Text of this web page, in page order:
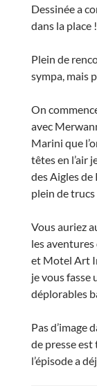
Dessinée a
dans la place !
Plein de
sympa, mais
On
avec
Marini que
têtes en l’air
des Aigles de
plein de trucs
Vous auriez
les
et Motel Art
je vous fasse
déplorables
Pas d’image
de presse est
l’épisode a